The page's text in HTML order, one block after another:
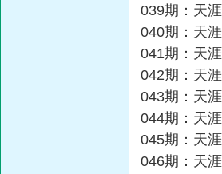
039期：天
040期：天
041期：天
042期：天
043期：天
044期：天
045期：天
046期：天